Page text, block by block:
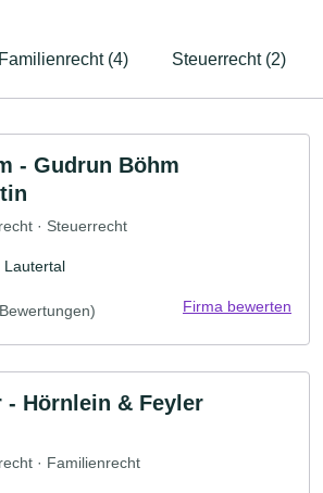
Familienrecht (4) Steuerrecht (2)
- Gudrun Böhm
· Steuerrecht
Lautertal
Firma bewerten
- Hörnlein & Feyler
· Familienrecht